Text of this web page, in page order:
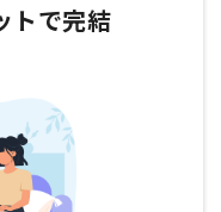
トで完結